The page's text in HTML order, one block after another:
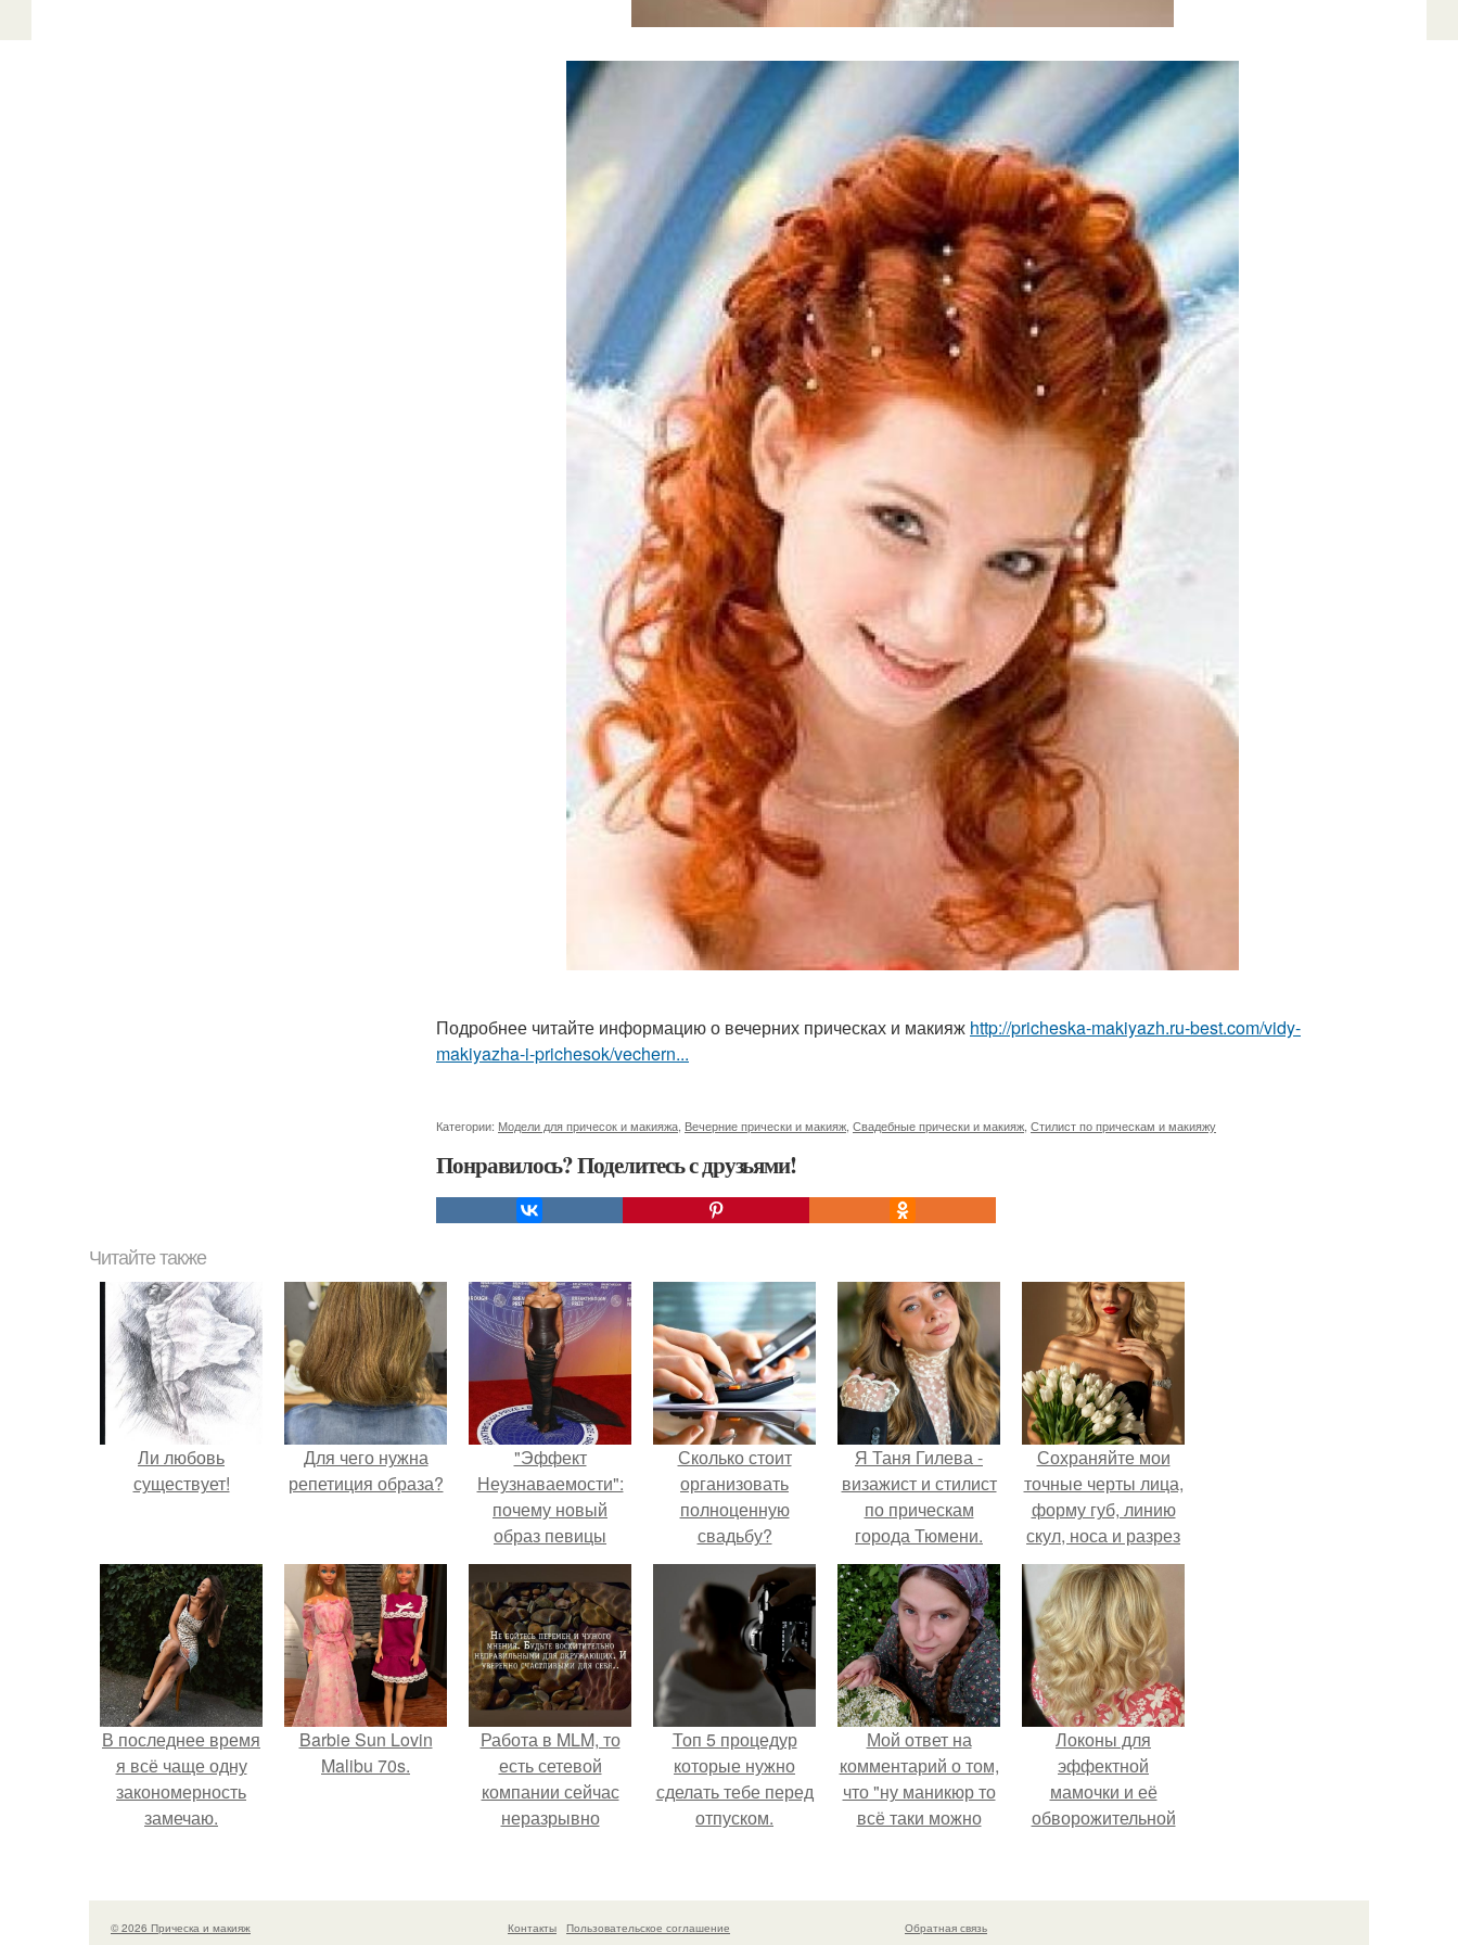
Подробнее читайте информацию о вечерних прическах и макияж http://pricheska-makiyazh.ru-best.com/vidy-
makiyazha-i-prichesok/vechern...
Категории: Модели для причесок и макияжа, Вечерние прически и макияж, Свадебные прически и макияж, Стилист по прическам и макияжу
Понравилось? Поделитесь с друзьями!
Читайте также
Ли любовь
существует!
Для чего нужна
репетиция образа?
"Эффект
Неузнаваемости":
почему новый
образ певицы
вызвал споры о
гранях
возможного?
Сколько стоит
организовать
полноценную
свадьбу?
Я Таня Гилева -
визажист и стилист
по прическам
города Тюмени.
Сохраняйте мои
точные черты лица,
форму губ, линию
скул, носа и разрез
глаз.
В последнее время
я всё чаще одну
закономерность
замечаю.
Barbie Sun Lovin
Malibu 70s.
Работа в MLM, то
есть сетевой
компании сейчас
неразрывно
своей страницы в
соц сетях.
Топ 5 процедур
которые нужно
сделать тебе перед
отпуском.
Мой ответ на
комментарий о том,
что "ну маникюр то
всё таки можно
Локоны для
эффектной
мамочки и её
обворожительной
© 2026 Прическа и макияж Контакты Пользовательское соглашение Обратная связь